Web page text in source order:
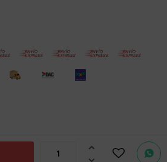


consultas
no dudes